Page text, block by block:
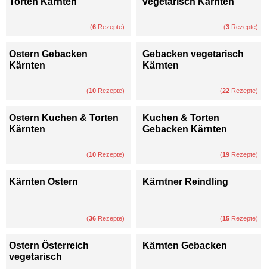
(6 Rezepte) (3 Rezepte)
Ostern Gebacken
Kärnten
(10 Rezepte)
Gebacken vegetarisch
Kärnten
(22 Rezepte)
Ostern Kuchen & Torten
Kärnten
(10 Rezepte)
Kuchen & Torten
Gebacken Kärnten
(19 Rezepte)
Kärnten Ostern
(36 Rezepte)
Kärntner Reindling
(15 Rezepte)
Ostern Österreich
vegetarisch
Kärnten Gebacken